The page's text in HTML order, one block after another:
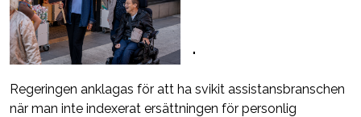
"
Regeringen anklagas för att ha svikit assistansbranschen
när man inte indexerat ersättningen för personlig